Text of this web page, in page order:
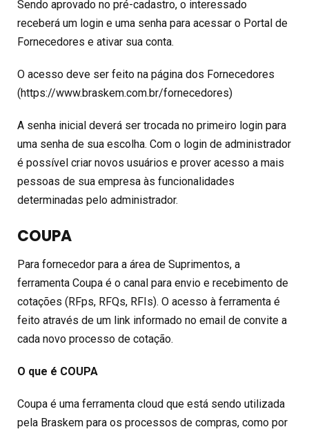
Sendo aprovado no pré-cadastro, o interessado
receberá um login e uma senha para acessar o Portal de
Fornecedores e ativar sua conta.
O acesso deve ser feito na página dos Fornecedores
(https://www.braskem.com.br/fornecedores)
A senha inicial deverá ser trocada no primeiro login para
uma senha de sua escolha. Com o login de administrador
é possível criar novos usuários e prover acesso a mais
pessoas de sua empresa às funcionalidades
determinadas pelo administrador.
COUPA
Para fornecedor para a área de Suprimentos, a
ferramenta Coupa é o canal para envio e recebimento de
cotações (RFps, RFQs, RFIs). O acesso à ferramenta é
feito através de um link informado no email de convite a
cada novo processo de cotação.
O que é COUPA
Coupa é uma ferramenta cloud que está sendo utilizada
pela Braskem para os processos de compras, como por